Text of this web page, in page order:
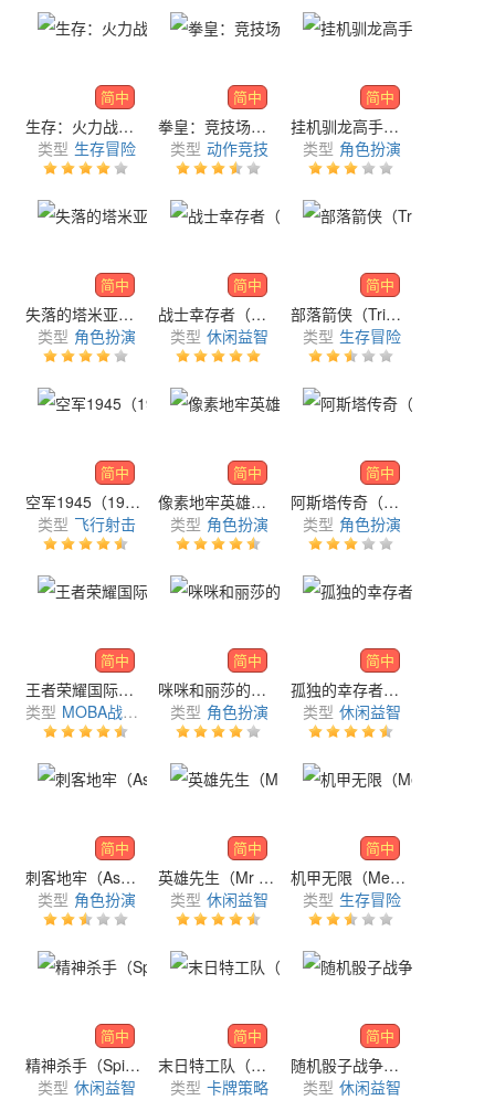
简中
生存：火力战场（Survival: Fire Battlegrounds）
类型 生存冒险
简中
拳皇：竞技场（The King of Fighters ARENA）
类型 动作竞技
简中
挂机驯龙高手（Idle Dragon Master）
类型 角色扮演
简中
失落的塔米亚：地牢守护者（LOST TAMIA: DUNGEON INTRUDER）
类型 角色扮演
简中
战士幸存者（Survivor Warriors）
类型 休闲益智
简中
部落箭侠（Tribal Arrow Man）
类型 生存冒险
简中
空军1945（1945 Air Force）
类型 飞行射击
简中
像素地牢英雄（Pixel Heroes Defense）
类型 角色扮演
简中
阿斯塔传奇（Saga Estiria）
类型 角色扮演
简中
王者荣耀国际版（Honor of Kings）
类型 MOBA战术竞技
简中
咪咪和丽莎的魔幻旅程（Mimi and Lisa）
类型 角色扮演
简中
孤独的幸存者（Lonely Survivor）
类型 休闲益智
简中
刺客地牢（Assassin Dungeon）
类型 角色扮演
简中
英雄先生（Mr Hero）
类型 休闲益智
简中
机甲无限（Mech Infinity）
类型 生存冒险
简中
精神杀手（Spirit Slayers）
类型 休闲益智
简中
末日特工队（Doomsday Agent）
类型 卡牌策略
简中
随机骰子战争（Randomdice : RollRoll）
类型 休闲益智